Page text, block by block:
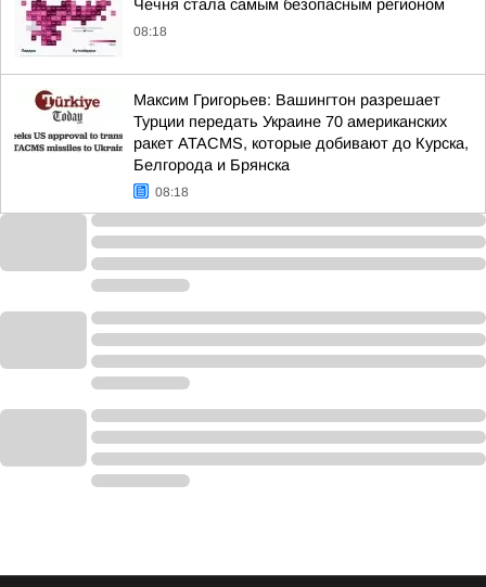
Чечня стала самым безопасным регионом
08:18
Максим Григорьев: Вашингтон разрешает
Турции передать Украине 70 американских
ракет ATACMS, которые добивают до Курска,
Белгорода и Брянска
08:18